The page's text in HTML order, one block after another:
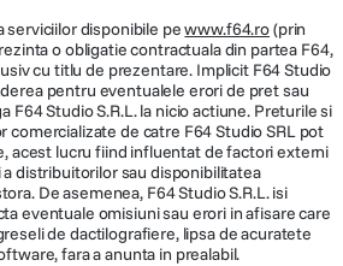
serviciilor disponibile pewww.f64.ro(prin
o obligatie contractuala din partea F64,
cu titlu de prezentare. Implicit F64 Studio
pentru eventualele erori de pret sau
F64 Studio S.R.L. la nicio actiune. Preturile si
comercializate de catre F64 Studio SRL pot
acest lucru fiind influentat de factori externi
distribuitorilor sau disponibilitatea
De asemenea, F64 Studio S.R.L. isi
eventuale omisiuni sau erori in afisare care
de dactilografiere, lipsa de acuratete
fara a anunta in prealabil.